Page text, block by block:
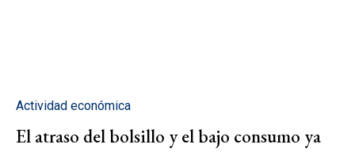
Actividad económica
El atraso del bolsillo y el bajo consumo ya